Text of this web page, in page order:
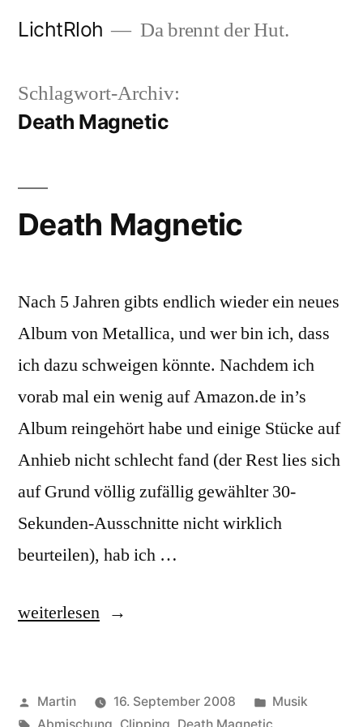
LichtRloh Da brennt der Hut.
Schlagwort-Archiv:
Death Magnetic
Death Magnetic
Nach 5 Jahren gibts endlich wieder ein neues
Album von Metallica, und wer bin ich, dass
ich dazu schweigen könnte. Nachdem ich
vorab mal ein wenig auf Amazon.de in’s
Album reingehört habe und einige Stücke auf
Anhieb nicht schlecht fand (der Rest lies sich
auf Grund völlig zufällig gewählter 30-
Sekunden-Ausschnitte nicht wirklich
beurteilen), hab ich …
„Death
weiterlesen
Veröffentlicht
von
Martin 16. September 2008
Veröffentlicht
unter
Musik
Schlagwörter: